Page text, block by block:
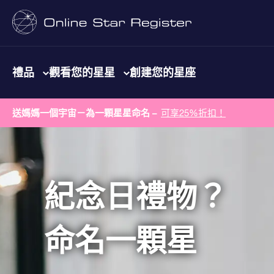
禮品 觀看您的星星 創建您的星座
送媽媽一個宇宙－為一顆星星命名 – 可享25%折扣！
紀念日禮物？
命名一顆星